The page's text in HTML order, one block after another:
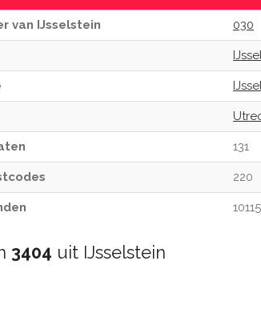
van IJsselstein 030
131
220
10115
3404 uit IJsselstein